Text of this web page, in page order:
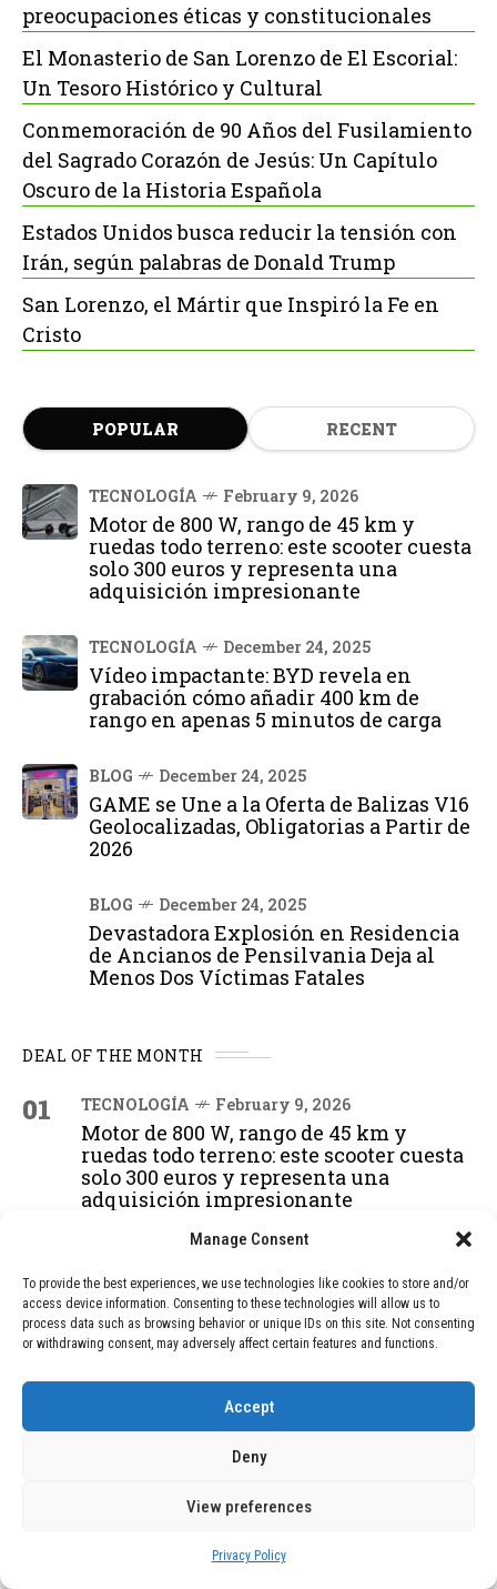
Manage Consent
To provide the best experiences, we use technologies like cookies to store and/or
access device information. Consenting to these technologies will allow us to
process data such as browsing behavior or unique IDs on this site. Not consenting
or withdrawing consent, may adversely affect certain features and functions.
Accept
Deny
View preferences
Privacy Policy
preocupaciones éticas y constitucionales
El Monasterio de San Lorenzo de El Escorial:
Un Tesoro Histórico y Cultural
Conmemoración de 90 Años del Fusilamiento
del Sagrado Corazón de Jesús: Un Capítulo
Oscuro de la Historia Española
Estados Unidos busca reducir la tensión con
Irán, según palabras de Donald Trump
San Lorenzo, el Mártir que Inspiró la Fe en
Cristo
POPULAR RECENT
TECNOLOGÍA February 9, 2026
Motor de 800 W, rango de 45 km y
ruedas todo terreno: este scooter cuesta
solo 300 euros y representa una
adquisición impresionante
TECNOLOGÍA December 24, 2025
Vídeo impactante: BYD revela en
grabación cómo añadir 400 km de
rango en apenas 5 minutos de carga
BLOG December 24, 2025
GAME se Une a la Oferta de Balizas V16
Geolocalizadas, Obligatorias a Partir de
2026
BLOG December 24, 2025
Devastadora Explosión en Residencia
de Ancianos de Pensilvania Deja al
Menos Dos Víctimas Fatales
DEAL OF THE MONTH
01 TECNOLOGÍA February 9, 2026
Motor de 800 W, rango de 45 km y
ruedas todo terreno: este scooter cuesta
solo 300 euros y representa una
adquisición impresionante
02 TECNOLOGÍA December 24, 2025
Vídeo impactante: BYD revela en
grabación cómo añadir 400 km de rango
en apenas 5 minutos de carga
03 BLOG December 24, 2025
GAME se Une a la Oferta de Balizas V16